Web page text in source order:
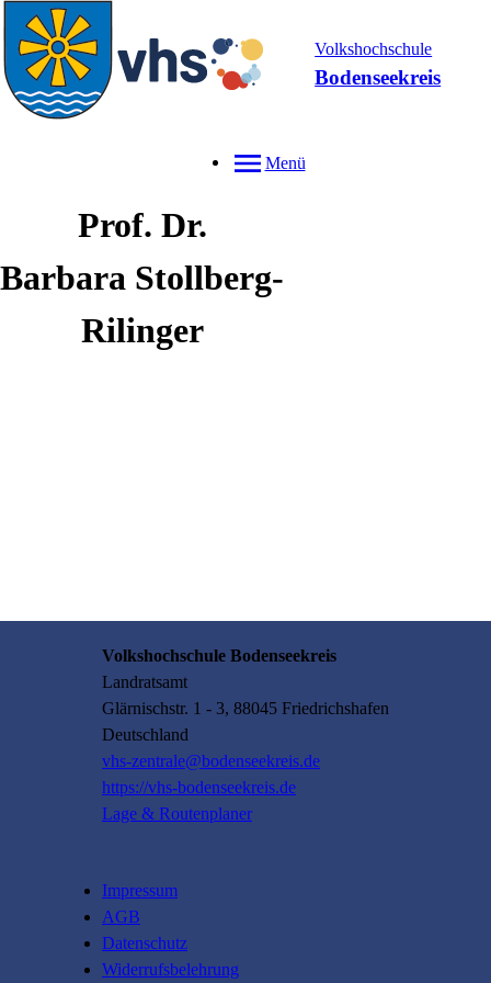
Volkshochschule
Bodenseekreis
Menü
Prof. Dr.
Barbara Stollberg-
Rilinger
Volkshochschule Bodenseekreis
Landratsamt
Glärnischstr. 1 - 3, 88045 Friedrichshafen
Deutschland
vhs-zentrale@bodenseekreis.de
https://vhs-bodenseekreis.de
Lage & Routenplaner
Impressum
AGB
Datenschutz
Widerrufsbelehrung